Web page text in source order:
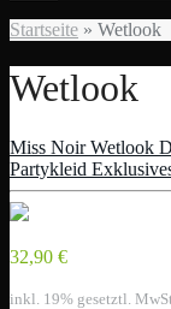
Startseite » Wetlook
Wetlook
Miss Noir Wetlook
Partykleid
32,90 €
inkl. 19% gesetztl. MwSt.